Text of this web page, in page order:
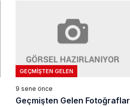
GEÇMIŞTEN GELEN
9 sene önce
Geçmişten Gelen Fotoğraflar